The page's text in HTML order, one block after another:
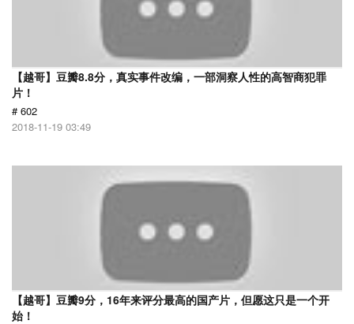
【越哥】豆瓣8.8分，真实事件改编，一部洞察人性的高智商犯罪
片！
# 602
2018-11-19 03:49
【越哥】豆瓣9分，16年来评分最高的国产片，但愿这只是一个开
始！